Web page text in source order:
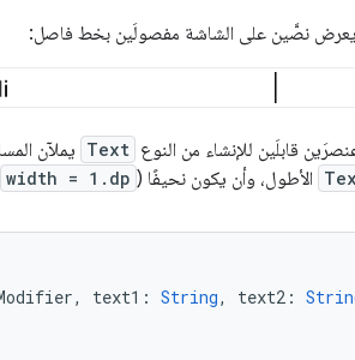
يعرض نصَّين على الشاشة مفصولَين بخط فاصل:
قابلَين للإنشاء من النوع Text يملآن
الأطول، وأن يكون نحيفًا ( width = 1.dp
, text1 : String, text2 :